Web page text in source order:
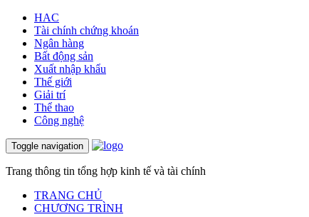
HAC
Tài chính chứng khoán
Ngân hàng
Bất động sản
Xuất nhập khẩu
Thế giới
Giải trí
Thể thao
Công nghệ
Toggle navigation
Trang thông tin tổng hợp kinh tế và tài chính
TRANG CHỦ
CHƯƠNG TRÌNH